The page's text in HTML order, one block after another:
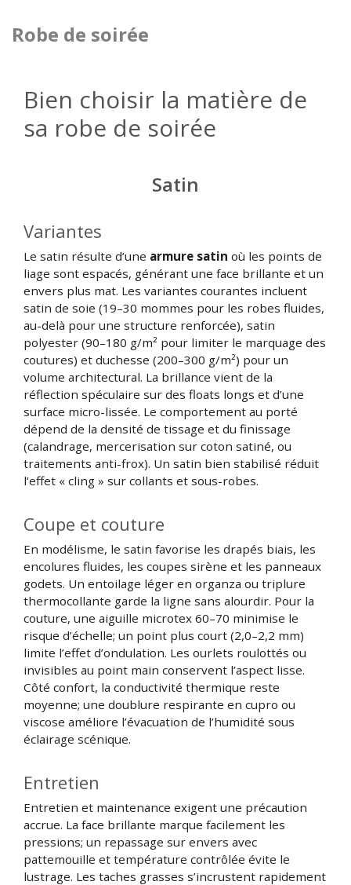
Robe de soirée
Bien choisir la matière de
sa robe de soirée
Satin
Variantes
Le satin résulte d’une armure satin où les points de
liage sont espacés, générant une face brillante et un
envers plus mat. Les variantes courantes incluent
satin de soie (19–30 mommes pour les robes fluides,
au-delà pour une structure renforcée), satin
polyester (90–180 g/m² pour limiter le marquage des
coutures) et duchesse (200–300 g/m²) pour un
volume architectural. La brillance vient de la
réflection spéculaire sur des floats longs et d’une
surface micro-lissée. Le comportement au porté
dépend de la densité de tissage et du finissage
(calandrage, mercerisation sur coton satiné, ou
traitements anti-frox). Un satin bien stabilisé réduit
l’effet « cling » sur collants et sous-robes.
Coupe et couture
En modélisme, le satin favorise les drapés biais, les
encolures fluides, les coupes sirène et les panneaux
godets. Un entoilage léger en organza ou triplure
thermocollante garde la ligne sans alourdir. Pour la
couture, une aiguille microtex 60–70 minimise le
risque d’échelle; un point plus court (2,0–2,2 mm)
limite l’effet d’ondulation. Les ourlets roulottés ou
invisibles au point main conservent l’aspect lisse.
Côté confort, la conductivité thermique reste
moyenne; une doublure respirante en cupro ou
viscose améliore l’évacuation de l’humidité sous
éclairage scénique.
Entretien
Entretien et maintenance exigent une précaution
accrue. La face brillante marque facilement les
pressions; un repassage sur envers avec
pattemouille et température contrôlée évite le
lustrage. Les taches grasses s’incrustent rapidement